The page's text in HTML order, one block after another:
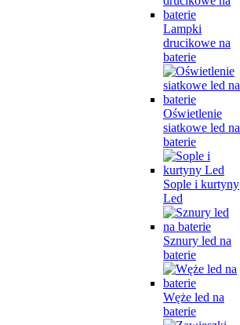
Lampki
drucikowe na
baterie
Oświetlenie
siatkowe led na
baterie
Sople i kurtyny
Led
Sznury led na
baterie
Węże led na
baterie